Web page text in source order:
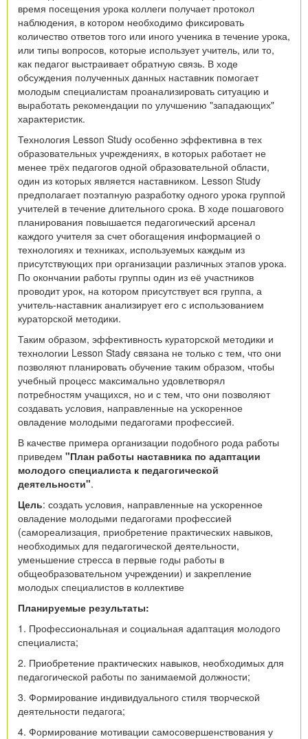
время посещения урока коллеги получает протокол
наблюдения, в котором необходимо фиксировать
количество ответов того или иного ученика в течение урока,
или типы вопросов, которые использует учитель, или то,
как педагог выстраивает обратную связь. В ходе
обсуждения полученных данных наставник помогает
молодым специалистам проанализировать ситуацию и
выработать рекомендации по улучшению "западающих"
характеристик.
Технология Lesson Study особенно эффективна в тех
образовательных учреждениях, в которых работает не
менее трёх педагогов одной образовательной области,
один из которых является наставником. Lesson Study
предполагает поэтапную разработку одного урока группой
учителей в течение длительного срока. В ходе пошагового
планирования повышается педагогический арсенал
каждого учителя за счет обогащения информацией о
технологиях и техниках, используемых каждым из
присутствующих при организации различных этапов урока.
По окончании работы группы один из её участников
проводит урок, на котором присутствует вся группа, а
учитель-наставник анализирует его с использованием
кураторской методики.
Таким образом, эффективность кураторской методики и
технологии Lesson Stady связана не только с тем, что они
позволяют планировать обучение таким образом, чтобы
учебный процесс максимально удовлетворял
потребностям учащихся, но и с тем, что они позволяют
создавать условия, направленные на ускоренное
овладение молодыми педагогами профессией.
В качестве примера организации подобного рода работы
приведем "План работы наставника по адаптации
молодого специалиста к педагогической
деятельности".
Цель: создать условия, направленные на ускоренное
овладение молодыми педагогами профессией
(самореализация, приобретение практических навыков,
необходимых для педагогической деятельности,
уменьшение стресса в первые годы работы в
общеобразовательном учреждении) и закрепление
молодых специалистов в коллективе
Планируемые результаты:
1. Профессиональная и социальная адаптация молодого
специалиста;
2. Приобретение практических навыков, необходимых для
педагогической работы по занимаемой должности;
3. Формирование индивидуального стиля творческой
деятельности педагога;
4. Формирование мотивации самосовершенствования у